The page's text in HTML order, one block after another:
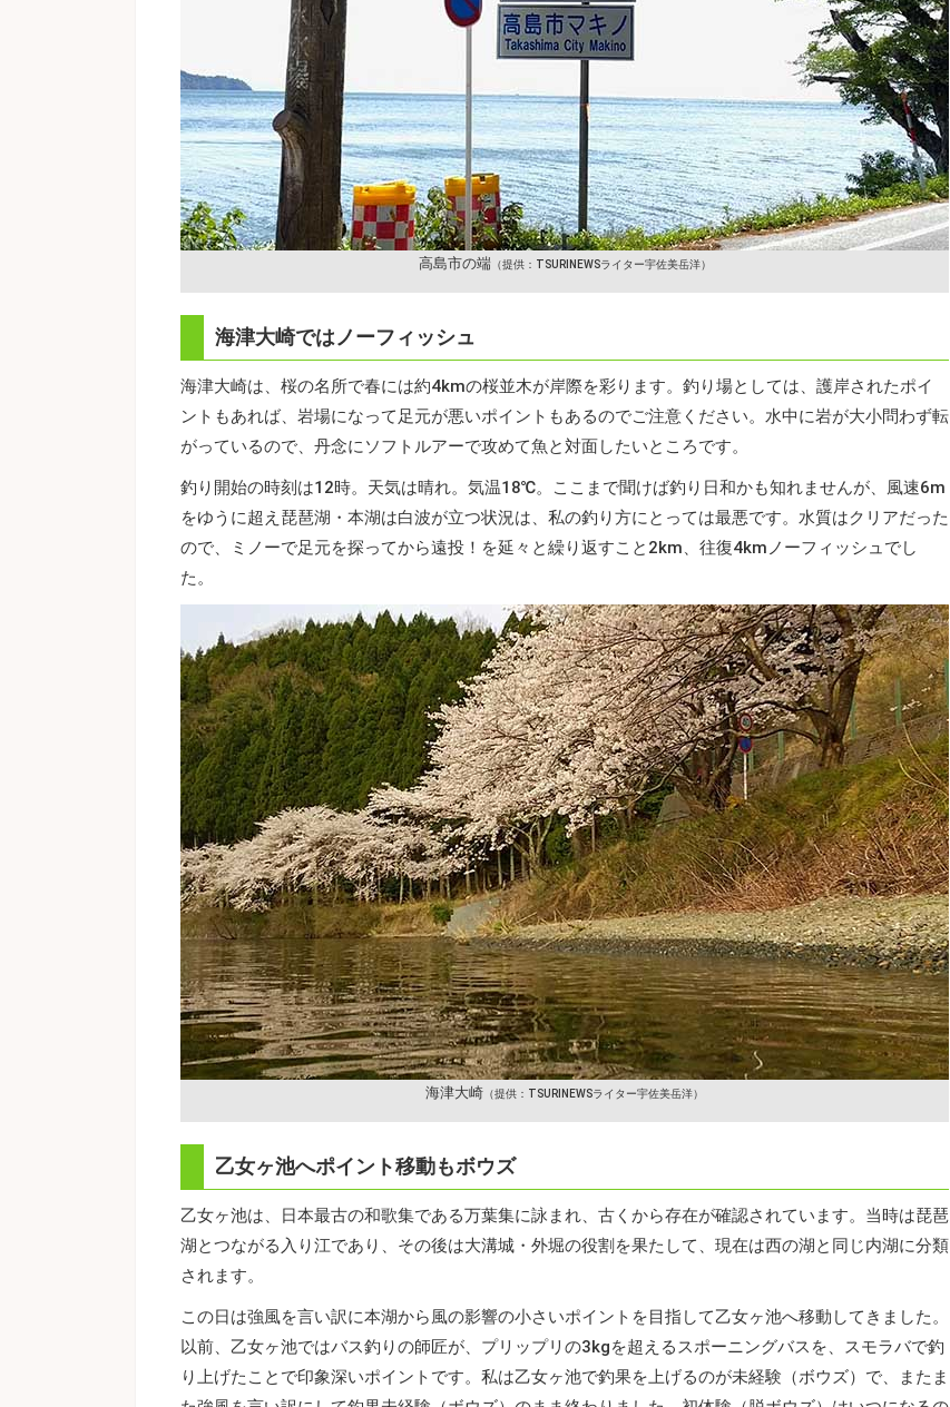
高島市の端（提供：TSURINEWSライター宇佐美岳洋）
海津大崎ではノーフィッシュ
海津大崎は、桜の名所で春には約4kmの桜並木が岸際を彩ります。釣り場としては、護岸されたポイ
ントもあれば、岩場になって足元が悪いポイントもあるのでご注意ください。水中に岩が大小問わず転
がっているので、丹念にソフトルアーで攻めて魚と対面したいところです。
釣り開始の時刻は12時。天気は晴れ。気温18℃。ここまで聞けば釣り日和かも知れませんが、風速6m
をゆうに超え琵琶湖・本湖は白波が立つ状況は、私の釣り方にとっては最悪です。水質はクリアだった
ので、ミノーで足元を探ってから遠投！を延々と繰り返すこと2km、往復4kmノーフィッシュでし
た。
海津大崎 （提供：TSURINEWSライター宇佐美岳洋）
乙女ヶ池へポイント移動もボウズ
乙女ヶ池は、日本最古の和歌集である万葉集に詠まれ、古くから存在が確認されています。当時は琵琶
湖とつながる入り江であり、その後は大溝城・外堀の役割を果たして、現在は西の湖と同じ内湖に分類
されます。
この日は強風を言い訳に本湖から風の影響の小さいポイントを目指して乙女ヶ池へ移動してきました。
以前、乙女ヶ池ではバス釣りの師匠が、プリップリの3kgを超えるスポーニングバスを、スモラバで釣
り上げたことで印象深いポイントです。私は乙女ヶ池で釣果を上げるのが未経験（ボウズ）で、またま